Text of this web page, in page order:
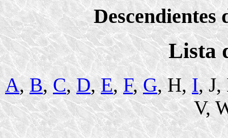
Descendientes
Lista
A,B,C,D,E,F,G, H,I,
V,